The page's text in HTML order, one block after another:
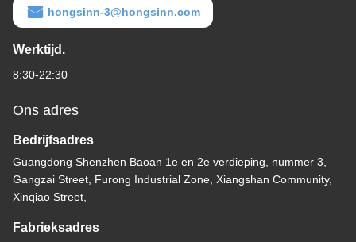
hongsinn-3@hongsinn.com
Werktijd.
8:30-22:30
Ons adres
Bedrijfsadres
Guangdong Shenzhen Baoan 1e en 2e verdieping, nummer 3,
Gangzai Street, Furong Industrial Zone, Xiangshan Community,
Xinqiao Street,
Fabrieksadres